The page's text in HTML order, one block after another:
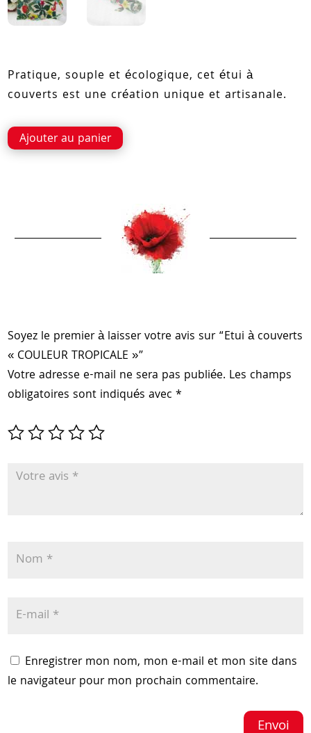
Pratique, souple et écologique, cet étui à
couverts est une création unique et artisanale.
Ajouter au panier
Soyez le premier à laisser votre avis sur “Etui à couverts
« COULEUR TROPICALE »”
Votre adresse e-mail ne sera pas publiée. Les champs
obligatoires sont indiqués avec*
Enregistrer mon nom, mon e-mail et mon site dans
le navigateur pour mon prochain commentaire.
Envoi